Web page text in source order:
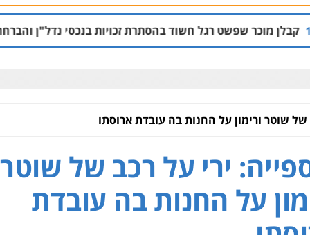
חשוד בהסתרת זכויות בנכסי נדל"ן והברחת נכסים 02.08 | 21:53
של שוטר ורימון על החנות בה עובדת ארוסתו
ירי על רכב של שוטר
על החנות בה עובדת